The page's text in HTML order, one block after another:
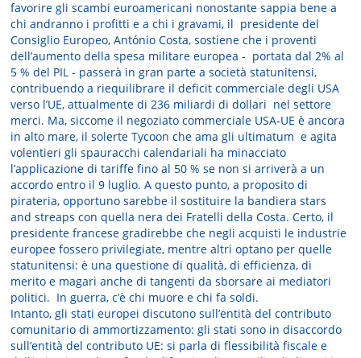
favorire gli scambi euroamericani nonostante sappia bene a
chi andranno i profitti e a chi i gravami, il presidente del
Consiglio Europeo, António Costa, sostiene che i proventi
dell’aumento della spesa militare europea - portata dal 2% al
5 % del PIL - passerà in gran parte a società statunitensi,
contribuendo a riequilibrare il deficit commerciale degli USA
verso l’UE, attualmente di 236 miliardi di dollari nel settore
merci. Ma, siccome il negoziato commerciale USA‑UE è ancora
in alto mare, il solerte Tycoon che ama gli ultimatum e agita
volentieri gli spauracchi calendariali ha minacciato
l’applicazione di tariffe fino al 50 % se non si arriverà a un
accordo entro il 9 luglio. A questo punto, a proposito di
pirateria, opportuno sarebbe il sostituire la bandiera stars
and streaps con quella nera dei Fratelli della Costa. Certo, il
presidente francese gradirebbe che negli acquisti le industrie
europee fossero privilegiate, mentre altri optano per quelle
statunitensi: è una questione di qualità, di efficienza, di
merito e magari anche di tangenti da sborsare ai mediatori
politici. In guerra, c’è chi muore e chi fa soldi.
Intanto, gli stati europei discutono sull’entità del contributo
comunitario di ammortizzamento: gli stati sono in disaccordo
sull’entità del contributo UE: si parla di flessibilità fiscale e